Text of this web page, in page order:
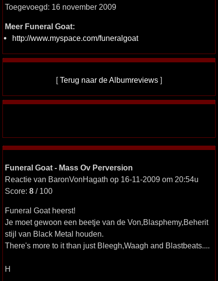
Toegevoegd: 16 november 2009
Meer Funeral Goat:
http://www.myspace.com/funeralgoat
[Terug naar de Albumreviews ]
Funeral Goat - Mass Ov Perversion
Reactie van BaronVonHagath op 16-11-2009 om 20:54u
Score: 8 / 100
Funeral Goat heerst!
Je moet gewoon een beetje van de Von,Blasphemy,Beherit
stijl van Black Metal houden.
There's more to it than just Bleegh,Waagh and Blastbeats....
H